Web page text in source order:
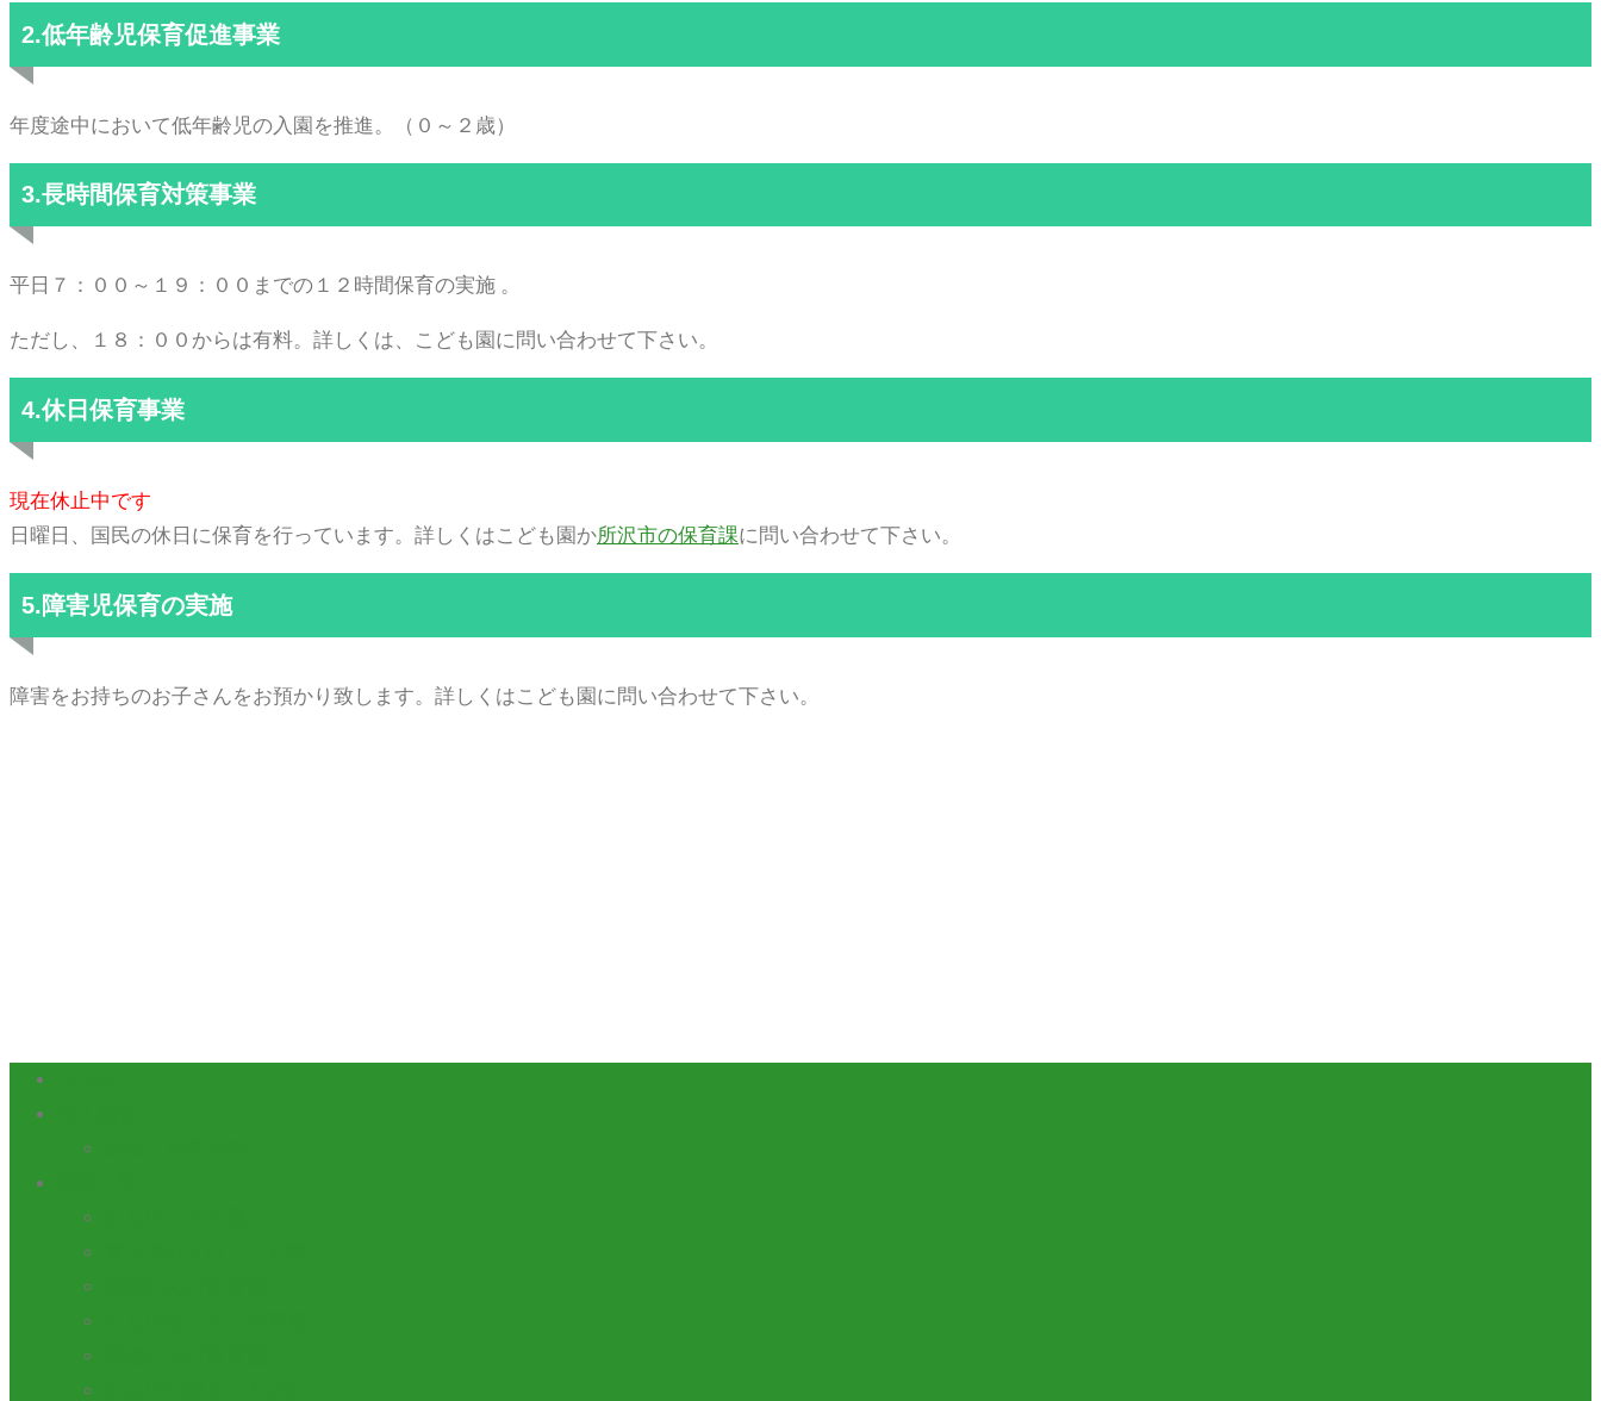
2.低年齢児保育促進事業
年度途中において低年齢児の入園を推進。（０～２歳）
3.長時間保育対策事業
平日７：００～１９：００までの１２時間保育の実施 。
ただし、１８：００からは有料。詳しくは、こども園に問い合わせて下さい。
4.休日保育事業
現在休止中です
日曜日、国民の休日に保育を行っています。詳しくはこども園か所沢市の保育課に問い合わせて下さい。
5.障害児保育の実施
障害をお持ちのお子さんをお預かり致します。詳しくはこども園に問い合わせて下さい。